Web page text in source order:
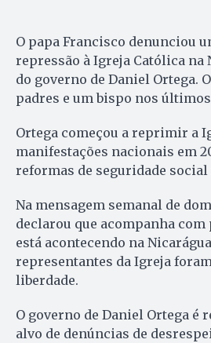
O papa Francisco denunciou
repressão à Igreja Católica na
do governo de Daniel Ortega.
padres e um bispo nos
Ortega começou a reprimir a
manifestações nacionais em
reformas de seguridade social
Na mensagem semanal de
declarou que acompanha com
está acontecendo na
representantes da Igreja
liberdade.
O governo de Daniel Ortega é
alvo de denúncias de